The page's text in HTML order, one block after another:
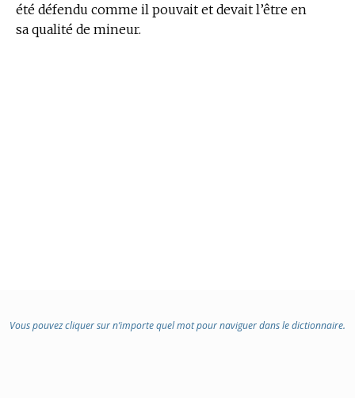
été défendu comme il pouvait et devait l’être en
sa qualité de mineur.
Vous pouvez cliquer sur n’importe quel mot pour naviguer dans le dictionnaire.